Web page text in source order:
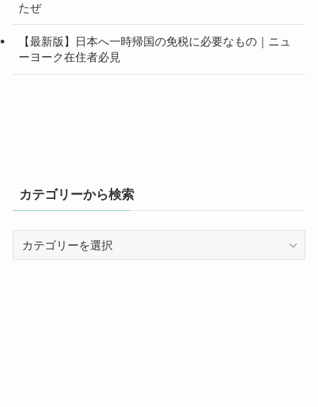
たぜ
【最新版】日本へ一時帰国の免税に必要なもの｜ニュ
ーヨーク在住者必見
カテゴリーから検索